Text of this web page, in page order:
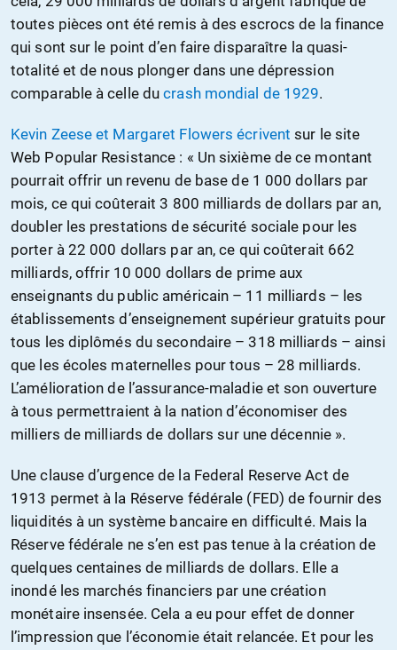
toutes pièces ont été remis à des escrocs de la finance
qui sont sur le point d’en faire disparaître la quasi-
totalité et de nous plonger dans une dépression
comparable à celle ducrash mondial de 1929.
Kevin Zeese et Margaret Flowers écrivent sur le site
Web Popular Resistance : « Un sixième de ce montant
pourrait offrir un revenu de base de 1 000 dollars par
mois, ce qui coûterait 3 800 milliards de dollars par an,
doubler les prestations de sécurité sociale pour les
porter à 22 000 dollars par an, ce qui coûterait 662
milliards, offrir 10 000 dollars de prime aux
enseignants du public américain – 11 milliards – les
établissements d’enseignement supérieur gratuits pour
tous les diplômés du secondaire – 318 milliards – ainsi
que les écoles maternelles pour tous – 28 milliards.
L’amélioration de l’assurance-maladie et son ouverture
à tous permettraient à la nation d’économiser des
milliers de milliards de dollars sur une décennie ».
Une clause d’urgence de la Federal Reserve Act de
1913 permet à la Réserve fédérale (FED) de fournir des
liquidités à un système bancaire en difficulté. Mais la
Réserve fédérale ne s’en est pas tenue à la création de
quelques centaines de milliards de dollars. Elle a
inondé les marchés financiers par une création
monétaire insensée. Cela a eu pour effet de donner
l’impression que l’économie était relancée. Et pour les